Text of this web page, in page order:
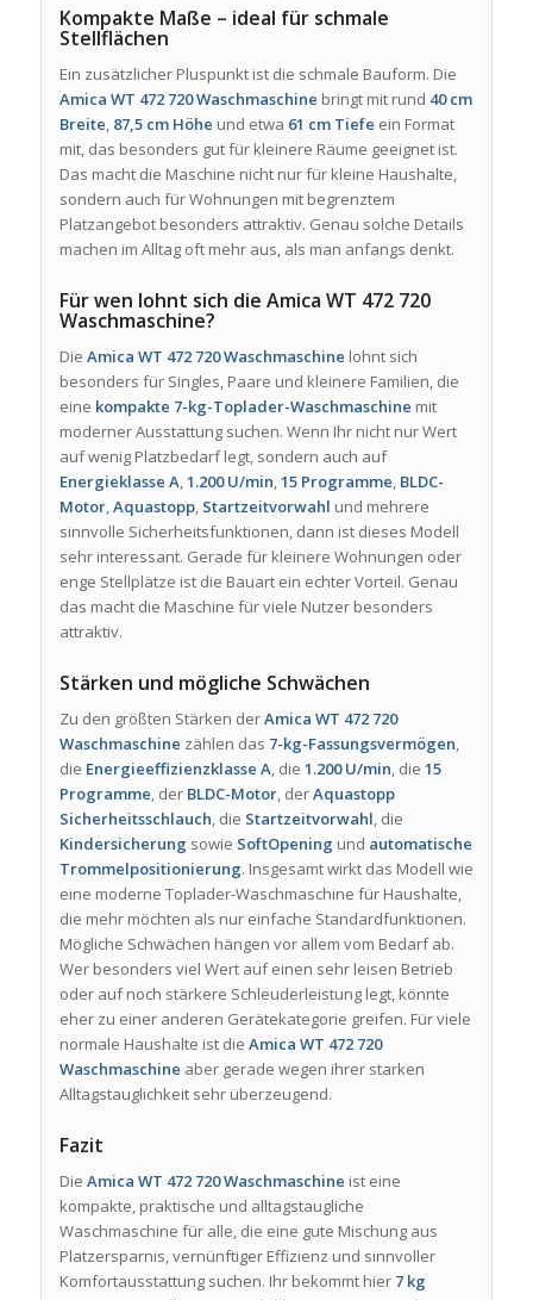
Kompakte Maße – ideal für schmale
Stellflächen
Ein zusätzlicher Pluspunkt ist die schmale Bauform. Die
Amica WT 472 720 Waschmaschine bringt mit rund 40 cm
Breite, 87,5 cm Höhe und etwa 61 cm Tiefe ein Format
mit, das besonders gut für kleinere Räume geeignet ist.
Das macht die Maschine nicht nur für kleine Haushalte,
sondern auch für Wohnungen mit begrenztem
Platzangebot besonders attraktiv. Genau solche Details
machen im Alltag oft mehr aus, als man anfangs denkt.
Für wen lohnt sich die Amica WT 472 720
Waschmaschine?
Die Amica WT 472 720 Waschmaschine lohnt sich
besonders für Singles, Paare und kleinere Familien, die
eine kompakte 7-kg-Toplader-Waschmaschine mit
moderner Ausstattung suchen. Wenn Ihr nicht nur Wert
auf wenig Platzbedarf legt, sondern auch auf
Energieklasse A,1.200 U/min,15 Programme, BLDC-
Motor,Aquastopp, Startzeitvorwahl und mehrere
sinnvolle Sicherheitsfunktionen, dann ist dieses Modell
sehr interessant. Gerade für kleinere Wohnungen oder
enge Stellplätze ist die Bauart ein echter Vorteil. Genau
das macht die Maschine für viele Nutzer besonders
attraktiv.
Stärken und mögliche Schwächen
Zu den größten Stärken derAmica WT 472 720
Waschmaschine zählen das 7-kg-Fassungsvermögen,
die Energieeffizienzklasse A, die 1.200 U/min, die 15
Programme, der BLDC-Motor, derAquastopp
Sicherheitsschlauch, die Startzeitvorwahl, die
Kindersicherung sowie SoftOpening und automatische
Trommelpositionierung. Insgesamt wirkt das Modell wie
eine moderne Toplader-Waschmaschine für Haushalte,
die mehr möchten als nur einfache Standardfunktionen.
Mögliche Schwächen hängen vor allem vom Bedarf ab.
Wer besonders viel Wert auf einen sehr leisen Betrieb
oder auf noch stärkere Schleuderleistung legt, könnte
eher zu einer anderen Gerätekategorie greifen. Für viele
normale Haushalte ist die Amica WT 472 720
Waschmaschine aber gerade wegen ihrer starken
Alltagstauglichkeit sehr überzeugend.
Fazit
Die Amica WT 472 720 Waschmaschine ist eine
kompakte, praktische und alltagstaugliche
Waschmaschine für alle, die eine gute Mischung aus
Platzersparnis, vernünftiger Effizienz und sinnvoller
Komfortausstattung suchen. Ihr bekommt hier 7 kg